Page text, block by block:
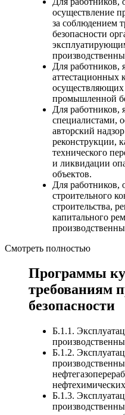
осуществление
за соблюдением
безопасности
Для работников,
аттестационных
осуществляющих
промышленной
Для работников,
специалистами,
авторский
реконструкции,
технического
и ликвидации
объектов.
Для
строительного
строительства,
капитального
Смотреть полностью
Программы
требованиям
безопасности
Б.1.1.
Б.1.2.
Б.1.3.